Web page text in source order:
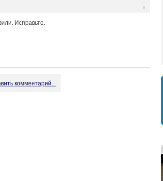
#
Исправьте.
комментарий...